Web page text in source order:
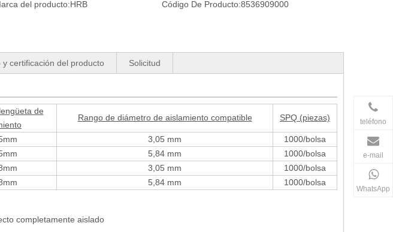
del producto:HRB Código De Producto:8536909000
y certificación del producto Solicitud
de
Rango de diámetro de aislamiento compatible SPQ (piezas)
3,05 mm
1000/bolsa
5,84 mm
1000/bolsa
3,05 mm
1000/bolsa
5,84 mm 1000/bolsa
completamente aislado
teléfono
e-mail
WhatsApp